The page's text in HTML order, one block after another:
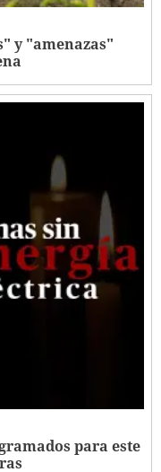
y "amenazas"
para este